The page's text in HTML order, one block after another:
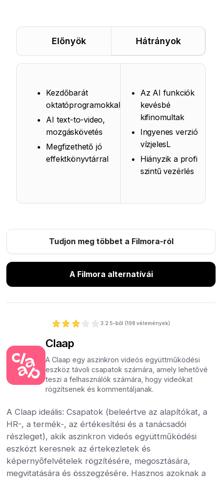
Előnyök Hátrányok
Kezdőbarát
oktatóprogramokkal
AI text-to-video,
mozgáskövetés
Megfizethető jó
effektkönyvtárral
Az AI funkciók
kevésbé
kifinomultak
Ingyenes verzió
vízjelesL
Hiányzik a profi
szintű vezérlés
Tudjon meg többet a Filmora-ról
A Filmora alternatívái
3.2 5-ből (198 vélemények)
Claap
A Claap egy aszinkron videós együttműködési
eszköz távoli csapatok számára, amely lehetővé
teszi a felhasználók számára, hogy videókat
rögzítsenek és kommentáljanak.
A Claap ideális: Csapatok (beleértve az alapítókat, a
HR-, a termék-, az értékesítési és a tanácsadói
részleget), akik aszinkron videós együttműködési
eszközt keresnek az értekezletek és
képernyőfelvételek rögzítésére, megosztására,
megvitatására és összegzésére. Hasznos azoknak a